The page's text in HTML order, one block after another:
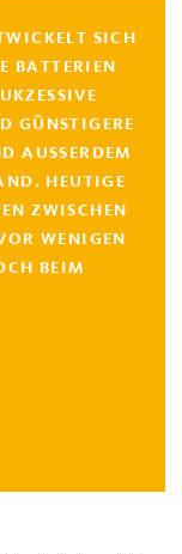
SICH
BATTERIEN
GÜNSTIGERE
S
HEUTIGE B
ZWISCHEN 5
WENIGEN J
BEIM V